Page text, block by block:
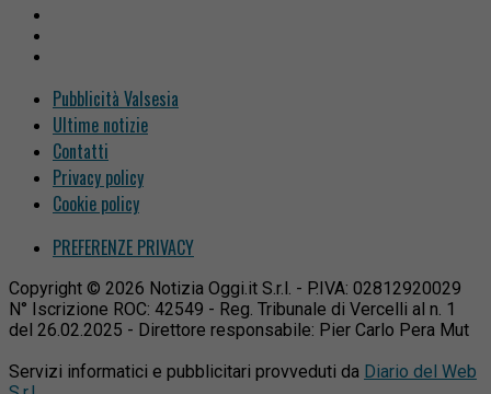
Pubblicità Valsesia
Ultime notizie
Contatti
Privacy policy
Cookie policy
PREFERENZE PRIVACY
Copyright © 2026 Notizia Oggi.it S.r.l. - P.IVA: 02812920029
N° Iscrizione ROC: 42549 - Reg. Tribunale di Vercelli al n. 1
del 26.02.2025 - Direttore responsabile: Pier Carlo Pera Mut
Servizi informatici e pubblicitari provveduti da Diario del Web